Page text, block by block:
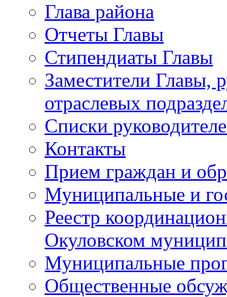
Глава района
Отчеты Главы
Стипендиаты Главы
Заместители Главы,
отраслевых
Списки
Контакты
Прием граждан и
Муниципальные и
Реестр
Окуловском
Муниципальные
Общественные